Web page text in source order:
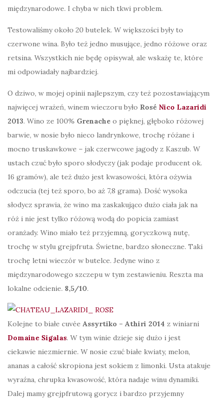
międzynarodowe. I chyba w nich tkwi problem.
Testowaliśmy około 20 butelek. W większości były to
czerwone wina. Było też jedno musujące, jedno różowe oraz
retsina. Wszystkich nie będę opisywał, ale wskażę te, które
mi odpowiadały najbardziej.
O dziwo, w mojej opinii najlepszym, czy też pozostawiającym
najwięcej wrażeń, winem wieczoru było Rosé Nico Lazaridi
2013. Wino ze 100% Grenache o pięknej, głęboko różowej
barwie, w nosie było nieco landrynkowe, trochę różane i
mocno truskawkowe – jak czerwcowe jagody z Kaszub. W
ustach czuć było sporo słodyczy (jak podaje producent ok.
16 gramów), ale też dużo jest kwasowości, która ożywia
odczucia (tej też sporo, bo aż 7,8 grama). Dość wysoka
słodycz sprawia, że wino ma zaskakująco dużo ciała jak na
róż i nie jest tylko różową wodą do popicia zamiast
oranżady. Wino miało też przyjemną, goryczkową nutę,
trochę w stylu grejpfruta. Świetne, bardzo słoneczne. Taki
trochę letni wieczór w butelce. Jedyne wino z
międzynarodowego szczepu w tym zestawieniu. Reszta ma
lokalne odcienie. 8,5/10.
Kolejne to białe cuvée Assyrtiko – Athiri 2014 z winiarni
Domaine Sigalas. W tym winie dzieje się dużo i jest
ciekawie niezmiernie. W nosie czuć białe kwiaty, melon,
ananas a całość skropiona jest sokiem z limonki. Usta atakuje
wyraźna, chrupka kwasowość, która nadaje winu dynamiki.
Dalej mamy grejpfrutową gorycz i bardzo przyjemny